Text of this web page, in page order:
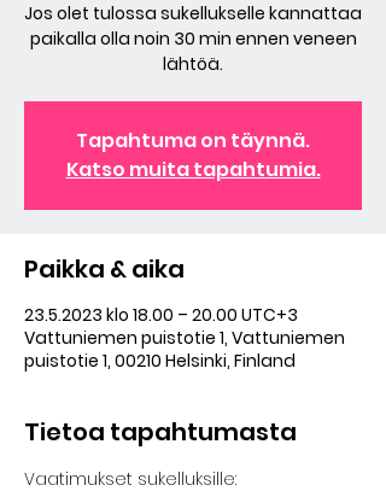
Jos olet tulossa sukellukselle kannattaa
paikalla olla noin 30 min ennen veneen
Tapahtuma on täynnä.
Katso muita tapahtumia.
Paikka & aika
23.5.2023 klo 18.00 – 20.00 UTC+3
Vattuniemen puistotie 1, Vattuniemen
puistotie 1, 00210 Helsinki, Finland
Tietoa tapahtumasta
Vaatimukset sukelluksille: